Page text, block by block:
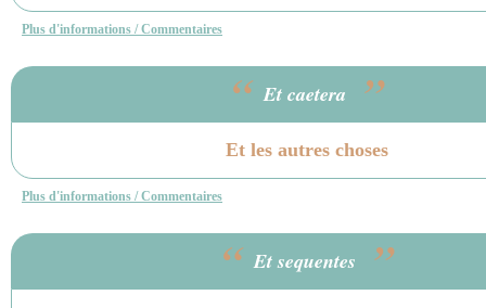
Plus d'informations / Commentaires
“ Et caetera ”
Et les autres choses
Plus d'informations / Commentaires
“ Et sequentes ”